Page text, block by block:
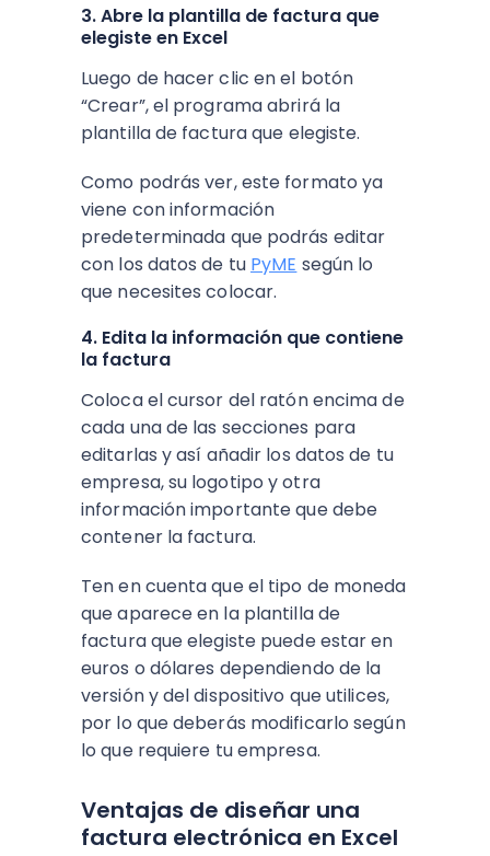
3. Abre la plantilla de factura que
elegiste en Excel
Luego de hacer clic en el botón
“Crear”, el programa abrirá la
plantilla de factura que elegiste.
Como podrás ver, este formato ya
viene con información
predeterminada que podrás editar
con los datos de tu PyME según lo
que necesites colocar.
4. Edita la información que contiene
la factura
Coloca el cursor del ratón encima de
cada una de las secciones para
editarlas y así añadir los datos de tu
empresa, su logotipo y otra
información importante que debe
contener la factura.
Ten en cuenta que el tipo de moneda
que aparece en la plantilla de
factura que elegiste puede estar en
euros o dólares dependiendo de la
versión y del dispositivo que utilices,
por lo que deberás modificarlo según
lo que requiere tu empresa.
Ventajas de diseñar una
factura electrónica en Excel